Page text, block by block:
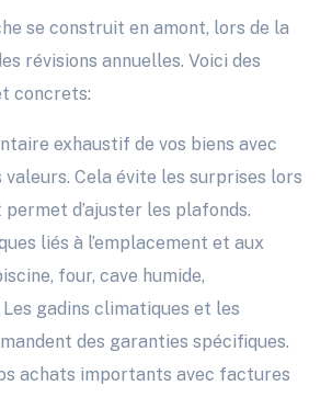
se construit en amont, lors de la
révisions annuelles. Voici des
concrets:
exhaustif de vos biens avec
Cela évite les surprises lors
permet d’ajuster les plafonds.
liés à l’emplacement et aux
four, cave humide,
Les gadins climatiques et les
des garanties spécifiques.
achats importants avec factures